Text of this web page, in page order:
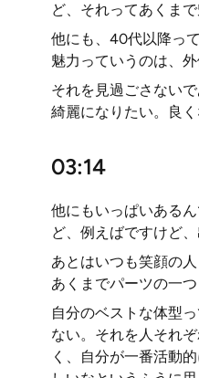
ど、それってあくま
他にも、40代以降っ
魅力っていうのは、
それを見過ごさない
綺麗になりたい。良
03:14
他にもいっぱいある
ど、例えばですけど
あとはいつも笑顔の
あくまでパーツの一つ
自分のベストな体型
ない。それを人それ
く、自分が一番活動